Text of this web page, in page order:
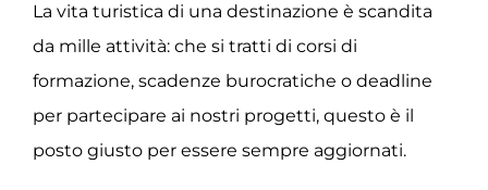
La vita turistica di una destinazione è scandita
da mille attività: che si tratti di corsi di
formazione, scadenze burocratiche o deadline
per partecipare ai nostri progetti, questo è il
posto giusto per essere sempre aggiornati.